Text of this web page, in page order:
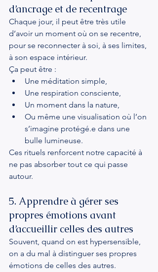
d’ancrage et de recentrage
Chaque jour, il peut être très utile
d’avoir un moment où on se recentre,
pour se reconnecter à soi, à ses limites,
à son espace intérieur.
Ça peut être :
Une méditation simple,
Une respiration consciente,
Un moment dans la nature,
Ou même une visualisation où l’on
s’imagine protégé.e dans une
bulle lumineuse.
Ces rituels renforcent notre capacité à
ne pas absorber tout ce qui passe
autour.
5. Apprendre à gérer ses
propres émotions avant
d’accueillir celles des autres
Souvent, quand on est hypersensible,
on a du mal à distinguer ses propres
émotions de celles des autres.